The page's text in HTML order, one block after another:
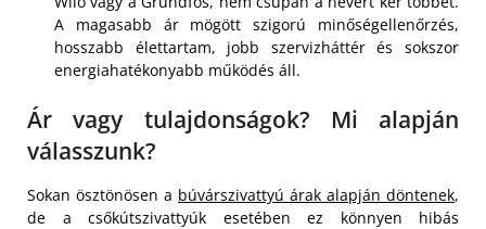
A magasabb ár mögött szigorú minőségellenőrzés,
hosszabb élettartam, jobb szervizháttér és sokszor
energiahatékonyabb működés áll.
Ár vagy tulajdonságok? Mi alapján
válasszunk?
Sokan ösztönösen a búvárszivattyú árak alapján döntenek,
de a csőkútszivattyúk esetében ez könnyen hibás